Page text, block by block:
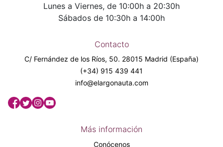
Lunes a Viernes, de 10:00h a 20:30h
Sábados de 10:30h a 14:00h
Contacto
C/ Fernández de los Ríos, 50. 28015 Madrid (España)
(+34) 915 439 441
info@elargonauta.com
Más información
Conócenos